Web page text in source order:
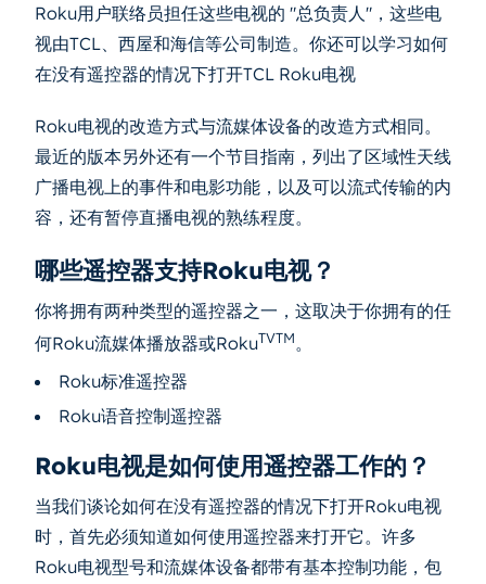
Roku用户联络员担任这些电视的 "总负责人"，这些电
视由TCL、西屋和海信等公司制造。你还可以学习如何
在没有遥控器的情况下打开TCL Roku电视
Roku电视的改造方式与流媒体设备的改造方式相同。
最近的版本另外还有一个节目指南，列出了区域性天线
广播电视上的事件和电影功能，以及可以流式传输的内
容，还有暂停直播电视的熟练程度。
哪些遥控器支持Roku电视？
你将拥有两种类型的遥控器之一，这取决于你拥有的任
何Roku流媒体播放器或RokuTVTM。
Roku标准遥控器
Roku语音控制遥控器
Roku电视是如何使用遥控器工作的？
当我们谈论如何在没有遥控器的情况下打开Roku电视
时，首先必须知道如何使用遥控器来打开它。许多
Roku电视型号和流媒体设备都带有基本控制功能，包